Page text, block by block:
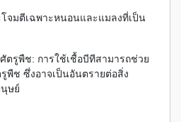
จมตีเฉพาะหนอนและแมลงที่เป็น
ตรูพืช: การใช้เชื้อบีทีสามารถช่วย
พืช ซึ่งอาจเป็นอันตรายต่อสิ่ง
ษย์